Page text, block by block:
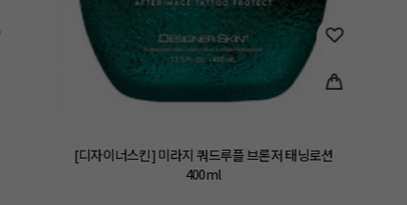
[디자이너스킨] 미라지 쿼드루플 브론저 태닝로션
400ml